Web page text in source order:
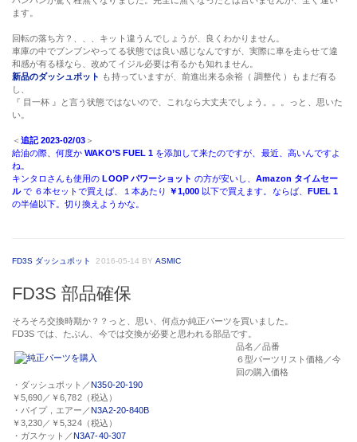
ます。
回転の落ち方？、、、キット違うんでしょうが、良くわかりません。
車庫の中でブンブンやってる状態では良い感じなんですが、実際に車を走らせて違
和感が有る様なら、改めてイジル必要は有るかも知れません。
新品のダッシュポット も持っていますが、前進出来る余裕（ 調整代 ）もまだ有る
し、
『 目一杯 』と言う状態ではないので、これなら大丈夫でしょう。。。っと、思いた
い。
＜追記 2023-02/03＞
給油の際、何度かWAKO’S FUEL 1を添加して来たのですが、最近、高いんですよ
ね。
キンタロさんも使用の LOOP パワーショット の方が安いし、Amazon タイムセー
ルで ６本セットで買えば、１本あたり ￥1,000 以下で買えます。ならば、
FUEL 1
の半値以下。切り換えようかな。
FD3S ダッシュポット 2016-05-14 BYASMIC
FD3S 部品確保
そろそろ交換時期か？？っと、思い、何点か純正パーツを買いました。
FD3S では、たぶん、今では交換が必要と思われる部品です。
品名／品番
６型パーツリスト価格／今
回の購入価格
・ダッシュポット／N350-20-190
￥5,690／ ￥6,782（税込）
・パイプ，エアー／N3A2-20-840B
￥3,230／ ￥5,324（税込）
・ガスケット／N3A7-40-307